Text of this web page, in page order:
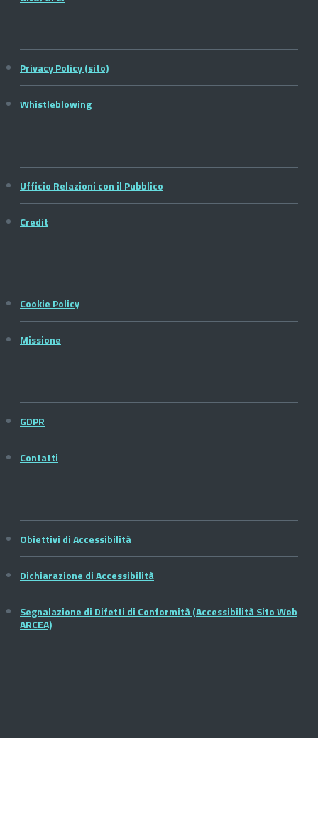
Privacy Policy (sito)
Whistleblowing
Ufficio Relazioni con il Pubblico
Credit
Cookie Policy
Missione
GDPR
Contatti
Obiettivi di Accessibilità
Dichiarazione di Accessibilità
Segnalazione di Difetti di Conformità (Accessibilità Sito Web
ARCEA)